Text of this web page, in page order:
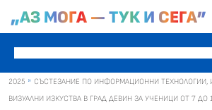
„АЗ МОГА — ТУК И СЕГА”
2025
СЪСТЕЗАНИЕ ПО ИНФОРМАЦИОННИ ТЕХНОЛОГИИ,
ВИЗУАЛНИ ИЗКУСТВА В ГРАД ДЕВИН ЗА УЧЕНИЦИ ОТ 7 ДО